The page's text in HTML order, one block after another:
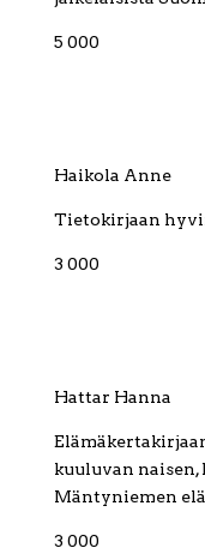
5 000
Haikola Anne
Tietokirjaan
3 000
Hattar Hanna
kuuluvan
Mäntyniemen
3 000